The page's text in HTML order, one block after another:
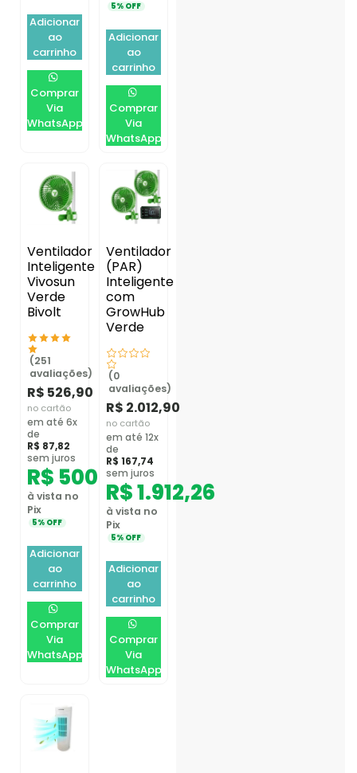
Adicionar
ao
carrinho
Comprar
Via
WhatsApp
5% OFF
Adicionar
ao
carrinho
Comprar
Via
WhatsApp
Ventilador
Inteligente
Vivosun
Verde
Bivolt
(251
avaliações)
R$ 526,90
no cartão
em até 6x
de
R$ 87,82
sem juros
R$ 500,56
à vista no
Pix
5% OFF
Adicionar
ao
carrinho
Comprar
Via
WhatsApp
Ventilador
(PAR)
Inteligente
com
GrowHub
Verde
(0
avaliações)
R$ 2.012,90
no cartão
em até 12x
de
R$ 167,74
sem juros
R$1.912,26
à vista no
Pix
5% OFF
Adicionar
ao
carrinho
Comprar
Via
WhatsApp